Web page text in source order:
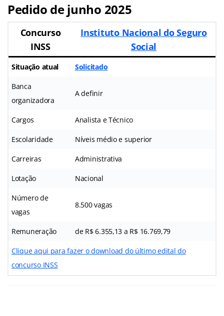
Pedido de junho 2025
Concurso
INSS
Instituto Nacional do Seguro
Social
Situação atual Solicitado
Banca
organizadora
A definir
Cargos Analista e Técnico
Escolaridade Níveis médio e superior
Carreiras Administrativa
Lotação Nacional
Número de
vagas
8.500 vagas
Remuneração de R$ 6.355,13 a R$ 16.769,79
Clique aqui para fazer o download do último edital do
concurso INSS